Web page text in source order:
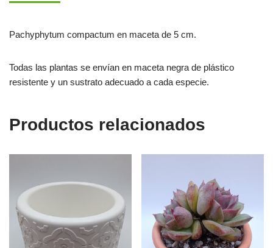
Pachyphytum compactum en maceta de 5 cm.
Todas las plantas se envían en maceta negra de plástico
resistente y un sustrato adecuado a cada especie.
Productos relacionados